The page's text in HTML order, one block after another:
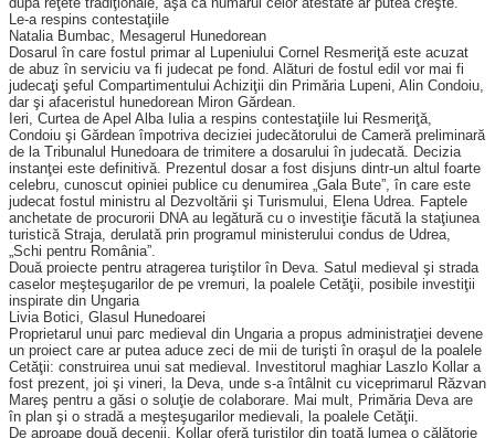
Le-a respins contestaţiile
Natalia Bumbac, Mesagerul Hunedorean
Dosarul în care fostul primar al Lupeniului Cornel Resmeriţă este acuzat
de abuz în serviciu va fi judecat pe fond. Alături de fostul edil vor mai fi
judecaţi şeful Compartimentului Achiziţii din Primăria Lupeni, Alin Condoiu,
dar şi afa­ceristul hunedorean Miron Gărdean.
Ieri, Curtea de Apel Alba Iulia a respins contestaţiile lui Resmeriţă,
Condoiu şi Gărdean împotriva deciziei judecătorului de Cameră preliminară
de la Tribunalul Hunedoara de trimitere a dosarului în judecată. Decizia
instanţei este definitivă. Prezentul dosar a fost disjuns dintr-un altul foarte
celebru, cunoscut opiniei publice cu denumirea „Gala Bute”, în care este
judecat fostul mi­nistru al Dezvoltării şi Turismului, Elena Udrea. Faptele
anchetate de procurorii DNA au legătură cu o investiţie făcută la staţiunea
turistică Straja, derulată prin programul ministerului condus de Udrea,
„Schi pentru România”.
Două proiecte pentru atragerea turiştilor în Deva. Satul medieval şi strada
caselor meşteşugarilor de pe vremuri, la poalele Cetăţii, posibile investiţii
inspirate din Ungaria
Livia Botici, Glasul Hunedoarei
Proprietarul unui parc medieval din Ungaria a propus administraţiei devene
un proiect care ar putea aduce zeci de mii de turişti în oraşul de la poalele
Cetăţii: construirea unui sat medieval. Investitorul maghiar Laszlo Kollar a
fost prezent, joi şi vineri, la Deva, unde s-a întâlnit cu viceprimarul Răzvan
Mareş pentru a găsi o soluţie de colaborare. Mai mult, Primăria Deva are
în plan şi o stradă a meşteşugarilor medievali, la poalele Cetăţii.
De aproape două decenii, Kollar oferă turiştilor din toată lumea o călătorie